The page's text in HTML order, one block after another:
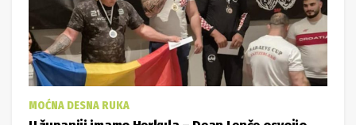
MOĆNA DESNA RUKA